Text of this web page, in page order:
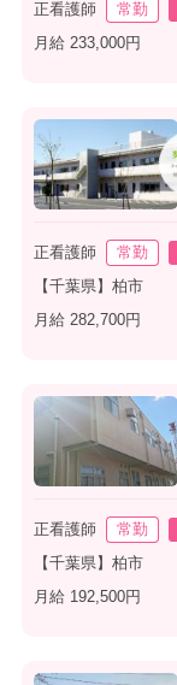
正看護師 常勤
月給 233,000円
正看護師 常勤
【千葉県】柏市
月給 282,700円
正看護師 常勤
【千葉県】柏市
月給 192,500円